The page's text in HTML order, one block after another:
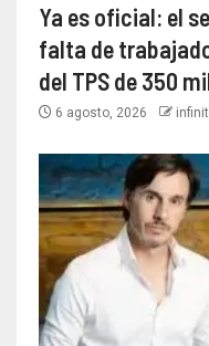
Ya es oficial: el
falta de
del TPS de 350
6 agosto, 2026